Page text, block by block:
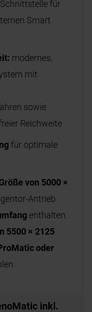
für
Smart
modernes,
mit
sowie
Reichweite
für optimale
von 5000 ×
enthalten.
5500 × 2125
oder
inkl.